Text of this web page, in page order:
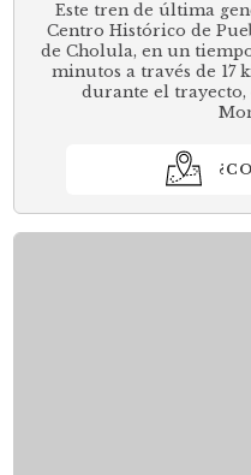
Este tren de última
Centro Histórico de
de Cholula, en un
minutos a través de 17
durante el